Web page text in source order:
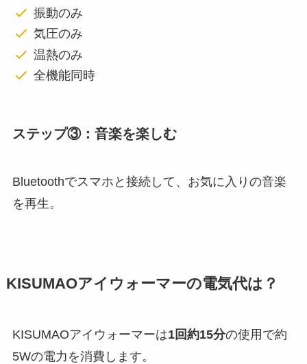
振動のみ
気圧のみ
温熱のみ
全機能同時
ステップ③：音楽を楽しむ
Bluetoothでスマホと接続して、お気に入りの音楽
を再生。
KISUMAOアイウォーマーの電気代は？
KISUMAOアイウォーマーは1回約15分の使用で約
5Wの電力を消費します。